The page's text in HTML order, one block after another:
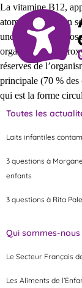
La vitamine B12,
atome de cobalt en
une vitamine
organisme :
réserves de
principale (70 % des
qui est la forme
Toutes les
Laits infantiles
3 questions à
enfants
3 questions à Rita
Qui sommes-nous
Le Secteur Français
Les Aliments de